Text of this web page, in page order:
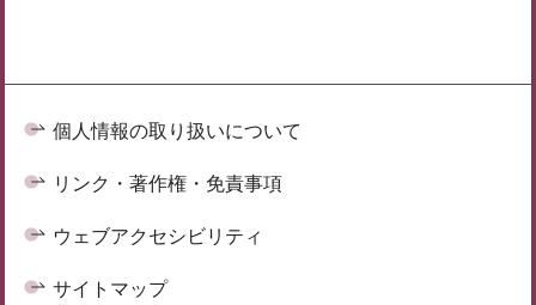
個人情報の取り扱いについて
リンク・著作権・免責事項
ウェブアクセシビリティ
サイトマップ